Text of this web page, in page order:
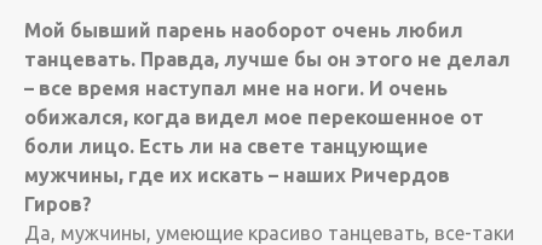
Мой бывший парень наоборот очень любил
танцевать. Правда, лучше бы он этого не делал
– все время наступал мне на ноги. И очень
обижался, когда видел мое перекошенное от
боли лицо. Есть ли на свете танцующие
мужчины, где их искать – наших Ричердов
Гиров?
Да, мужчины, умеющие красиво танцевать, все-таки